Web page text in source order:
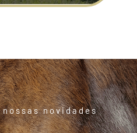
novidades